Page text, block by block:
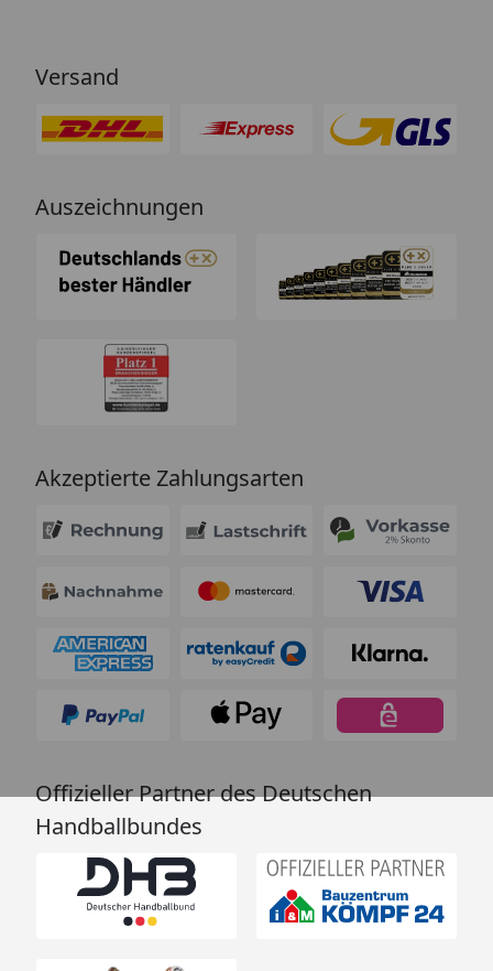
Versand
Auszeichnungen
Akzeptierte Zahlungsarten
Offizieller Partner des Deutschen
Handballbundes